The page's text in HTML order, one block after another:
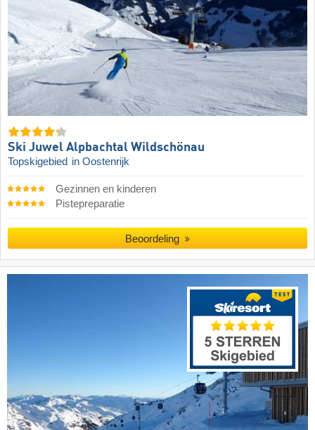
Ski Juwel Alpbachtal Wildschönau
Topskigebied in Oostenrijk
Gezinnen en kinderen
Pistepreparatie
Beoordeling